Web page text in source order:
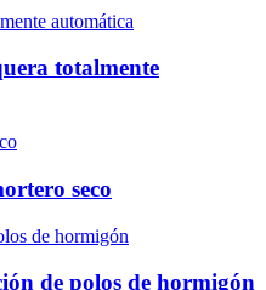
totalmente
seco
de polos de hormigón